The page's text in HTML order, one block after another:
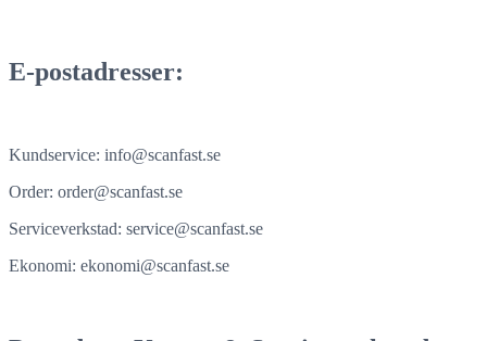
E-postadresser:
Kundservice: info@scanfast.se
Order: order@scanfast.se
Serviceverkstad: service@scanfast.se
Ekonomi: ekonomi@scanfast.se